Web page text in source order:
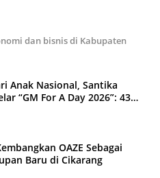
dan bisnis di Kabupaten
Anak Nasional, Santika
“GM For A Day 2026”: 43
OAZE Sebagai
Baru di Cikarang